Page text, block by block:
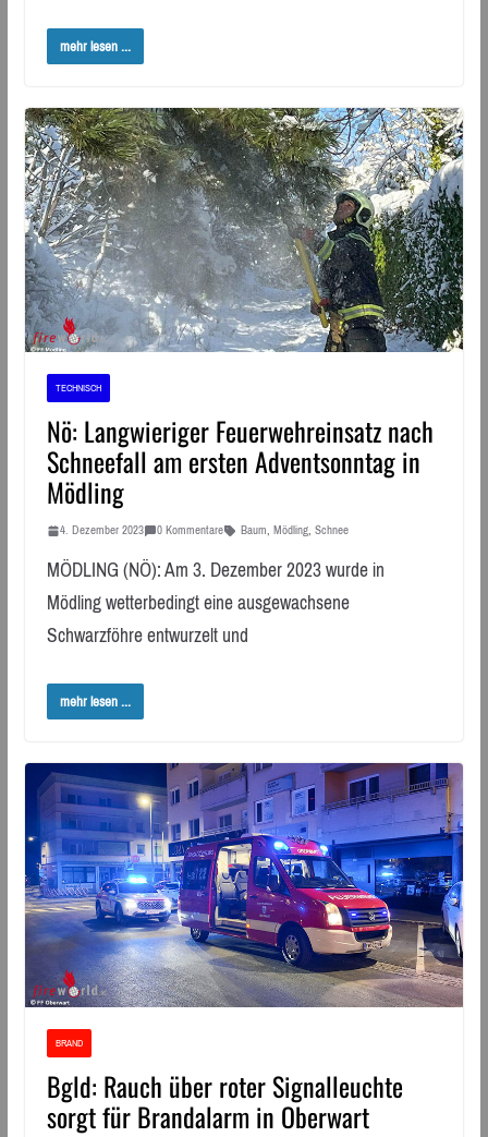
mehr lesen ...
TECHNISCH
Nö: Langwieriger Feuerwehreinsatz nach
Schneefall am ersten Adventsonntag in
Mödling
4. Dezember 2023 0 Kommentare Baum, Mödling, Schnee
MÖDLING (NÖ): Am 3. Dezember 2023 wurde in
Mödling wetterbedingt eine ausgewachsene
Schwarzföhre entwurzelt und
mehr lesen ...
BRAND
Bgld: Rauch über roter Signalleuchte
sorgt für Brandalarm in Oberwart